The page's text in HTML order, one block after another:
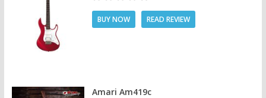
BUY NOW READ REVIEW
Amari Am419c